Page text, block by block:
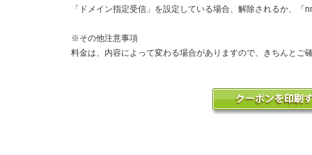
「ドメイン指定受信」を設定している場合、解除されるか、「
※その他注意事項
料金は、内容によって変わる場合がありますので、きちんとご